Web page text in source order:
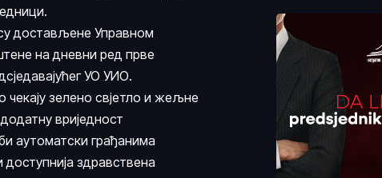
достављене Управном
на дневни ред прве
УО УИО.
зелено свјетло и жељне
вриједност
аутоматски грађанима
здравствена